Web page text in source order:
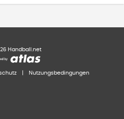
Handball.net
Nutzungsbedingungen